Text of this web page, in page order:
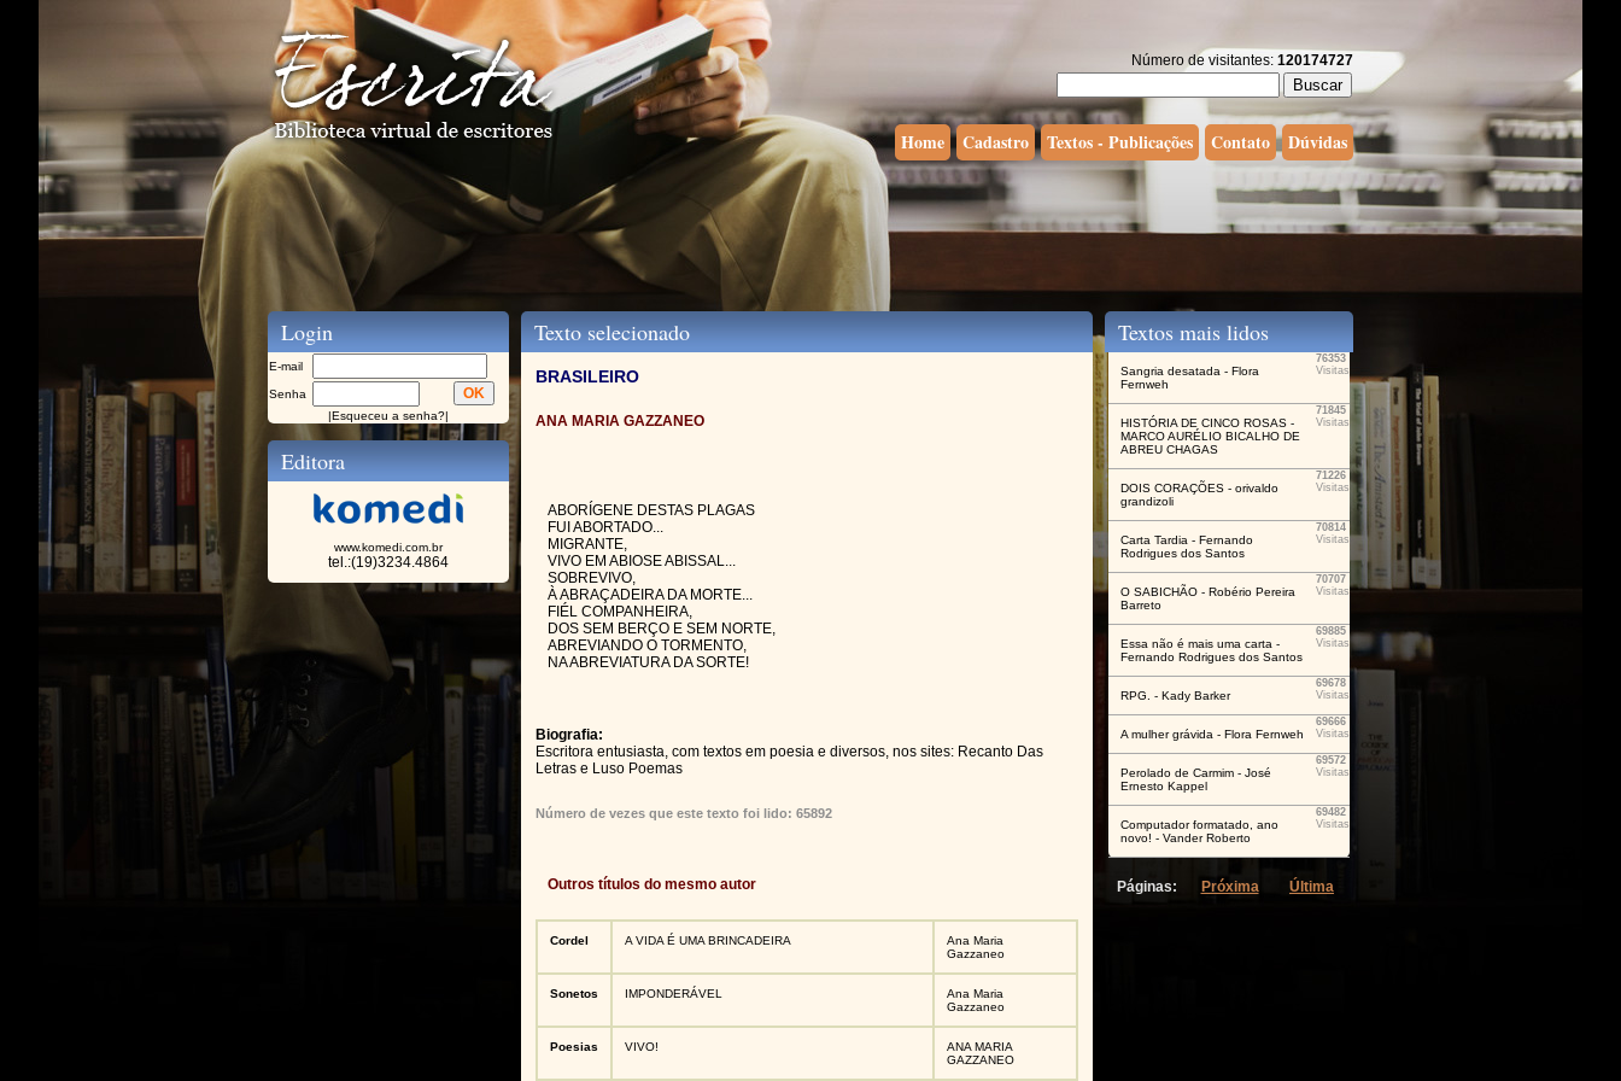
Número de visitantes: 120174727
Home Cadastro Textos - Publicações Contato Dúvidas
Login
E-mail
Senha
|Esqueceu a senha?|
Editora
www.komedi.com.br
tel.:(19)3234.4864
Texto selecionado
BRASILEIRO
ANA MARIA GAZZANEO
ABORÍGENE DESTAS PLAGAS
FUI ABORTADO...
MIGRANTE,
VIVO EM ABIOSE ABISSAL...
SOBREVIVO,
À ABRAÇADEIRA DA MORTE...
FIÉL COMPANHEIRA,
DOS SEM BERÇO E SEM NORTE,
ABREVIANDO O TORMENTO,
NA ABREVIATURA DA SORTE!
Biografia:
Escritora entusiasta, com textos em poesia e diversos, nos sites: Recanto Das
Letras e Luso Poemas
Número de vezes que este texto foi lido: 65892
Outros títulos do mesmo autor
Cordel A VIDA É UMA BRINCADEIRA
Ana Maria
Gazzaneo
Sonetos IMPONDERÁVEL
Ana Maria
Gazzaneo
Poesias VIVO!
ANA MARIA
GAZZANEO
Textos mais lidos
Sangria desatada - Flora
Fernweh
76353
Visitas
HISTÓRIA DE CINCO ROSAS -
MARCO AURÉLIO BICALHO DE
ABREU CHAGAS
71845
Visitas
DOIS CORAÇÕES - orivaldo
grandizoli
71226
Visitas
Carta Tardia - Fernando
Rodrigues dos Santos
70814
Visitas
O SABICHÃO - Robério Pereira
Barreto
70707
Visitas
Essa não é mais uma carta -
Fernando Rodrigues dos Santos
69885
Visitas
RPG. - Kady Barker
69678
Visitas
A mulher grávida - Flora Fernweh
69666
Visitas
Perolado de Carmim - José
Ernesto Kappel
69572
Visitas
Computador formatado, ano
novo! - Vander Roberto
69482
Visitas
Páginas: Próxima Última